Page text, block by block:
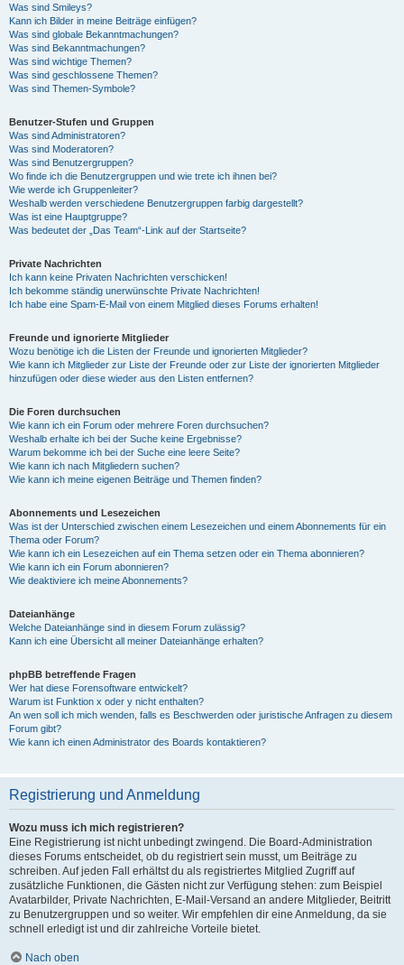
Was sind Smileys?
Kann ich Bilder in meine Beiträge einfügen?
Was sind globale Bekanntmachungen?
Was sind Bekanntmachungen?
Was sind wichtige Themen?
Was sind geschlossene Themen?
Was sind Themen-Symbole?
Benutzer-Stufen und Gruppen
Was sind Administratoren?
Was sind Moderatoren?
Was sind Benutzergruppen?
Wo finde ich die Benutzergruppen und wie trete ich ihnen bei?
Wie werde ich Gruppenleiter?
Weshalb werden verschiedene Benutzergruppen farbig dargestellt?
Was ist eine Hauptgruppe?
Was bedeutet der „Das Team“-Link auf der Startseite?
Private Nachrichten
Ich kann keine Privaten Nachrichten verschicken!
Ich bekomme ständig unerwünschte Private Nachrichten!
Ich habe eine Spam-E-Mail von einem Mitglied dieses Forums erhalten!
Freunde und ignorierte Mitglieder
Wozu benötige ich die Listen der Freunde und ignorierten Mitglieder?
Wie kann ich Mitglieder zur Liste der Freunde oder zur Liste der ignorierten Mitglieder
hinzufügen oder diese wieder aus den Listen entfernen?
Die Foren durchsuchen
Wie kann ich ein Forum oder mehrere Foren durchsuchen?
Weshalb erhalte ich bei der Suche keine Ergebnisse?
Warum bekomme ich bei der Suche eine leere Seite?
Wie kann ich nach Mitgliedern suchen?
Wie kann ich meine eigenen Beiträge und Themen finden?
Abonnements und Lesezeichen
Was ist der Unterschied zwischen einem Lesezeichen und einem Abonnements für ein
Thema oder Forum?
Wie kann ich ein Lesezeichen auf ein Thema setzen oder ein Thema abonnieren?
Wie kann ich ein Forum abonnieren?
Wie deaktiviere ich meine Abonnements?
Dateianhänge
Welche Dateianhänge sind in diesem Forum zulässig?
Kann ich eine Übersicht all meiner Dateianhänge erhalten?
phpBB betreffende Fragen
Wer hat diese Forensoftware entwickelt?
Warum ist Funktion x oder y nicht enthalten?
An wen soll ich mich wenden, falls es Beschwerden oder juristische Anfragen zu diesem
Forum gibt?
Wie kann ich einen Administrator des Boards kontaktieren?
Registrierung und Anmeldung
Wozu muss ich mich registrieren?
Eine Registrierung ist nicht unbedingt zwingend. Die Board-Administration
dieses Forums entscheidet, ob du registriert sein musst, um Beiträge zu
schreiben. Auf jeden Fall erhältst du als registriertes Mitglied Zugriff auf
zusätzliche Funktionen, die Gästen nicht zur Verfügung stehen: zum Beispiel
Avatarbilder, Private Nachrichten, E-Mail-Versand an andere Mitglieder, Beitritt
zu Benutzergruppen und so weiter. Wir empfehlen dir eine Anmeldung, da sie
schnell erledigt ist und dir zahlreiche Vorteile bietet.
Nach oben